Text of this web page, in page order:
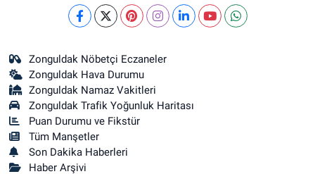
Zonguldak Nöbetçi Eczaneler
Zonguldak Hava Durumu
Zonguldak Namaz Vakitleri
Zonguldak Trafik Yoğunluk Haritası
Puan Durumu ve Fikstür
Tüm Manşetler
Son Dakika Haberleri
Haber Arşivi